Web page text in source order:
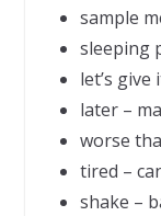
sample
sleeping
let’s
later –
worse
tired –
shake –